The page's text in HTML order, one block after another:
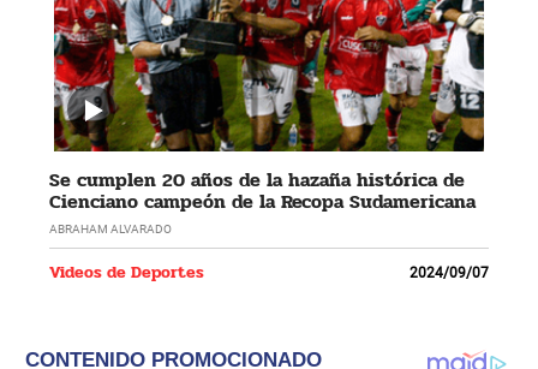
Se cumplen 20 años de la hazaña histórica de
Cienciano campeón de la Recopa Sudamericana
ABRAHAM ALVARADO
Videos de Deportes 2024/09/07